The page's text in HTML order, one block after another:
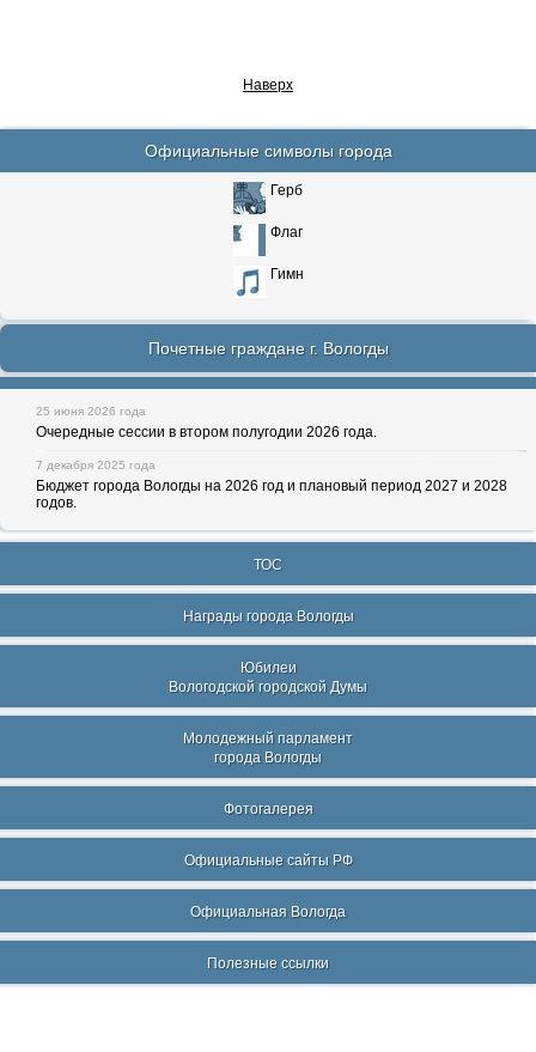
Наверх
Официальные символы города
Герб
Флаг
Гимн
Почетные граждане г. Вологды
25 июня 2026 года
Очередные сессии в втором полугодии 2026 года.
7 декабря 2025 года
Бюджет города Вологды на 2026 год и плановый период 2027 и 2028
годов.
ТОС
Награды города Вологды
Юбилеи
Вологодской городской Думы
Молодежный парламент
города Вологды
Фотогалерея
Официальные сайты РФ
Официальная Вологда
Полезные ссылки